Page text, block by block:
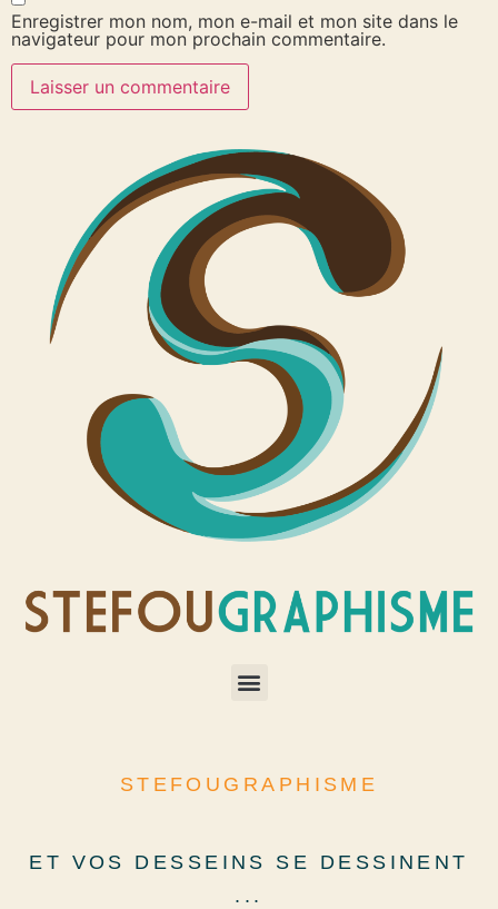
Enregistrer mon nom, mon e-mail et mon site dans le
navigateur pour mon prochain commentaire.
STEFOUGRAPHISME
ET VOS DESSEINS SE DESSINENT
...